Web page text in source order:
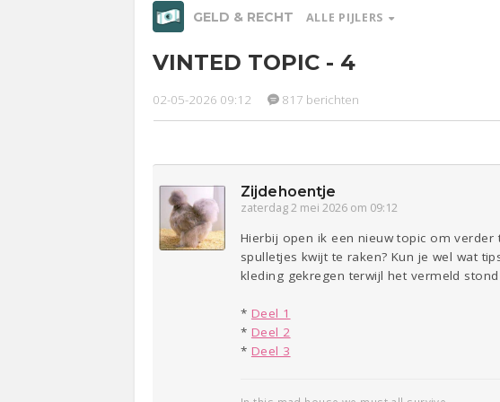
GELD & RECHT ALLE PIJLERS
Sport
VINTED TOPIC - 4
02-05-2026 09:12 817 berichten
Zijdehoentje
zaterdag 2 mei 2026 om 09:12
Hierbij open ik een nieuw topic om
spulletjes kwijt te raken? Kun je wel wat
kleding gekregen terwijl het vermeld stond
* Deel 1
* Deel 2
* Deel 3